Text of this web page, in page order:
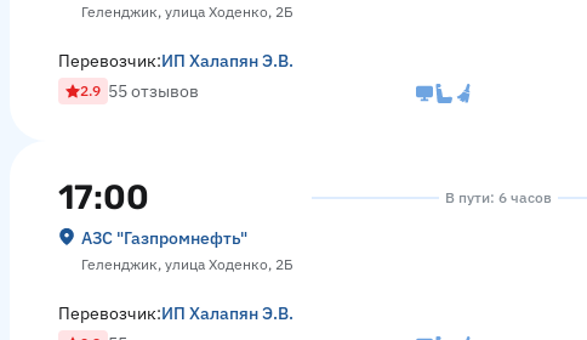
Геленджик, улица Ходенко, 2Б
Перевозчик:ИП Халапян Э.В.
2.9 55 отзывов
17:00
АЗС "Газпромнефть"
Геленджик, улица Ходенко, 2Б
В пути: 6 часов
Перевозчик:ИП Халапян Э.В.